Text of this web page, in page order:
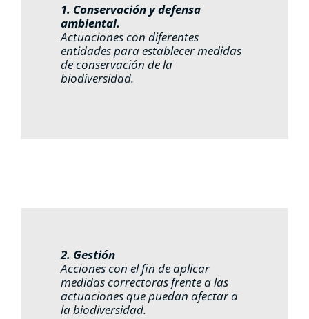
1. Conservación y defensa
ambiental.
Actuaciones con diferentes
entidades para establecer medidas
de conservación de la
biodiversidad.
2. Gestión
Acciones con el fin de aplicar
medidas correctoras frente a las
actuaciones que puedan afectar a
la biodiversidad.